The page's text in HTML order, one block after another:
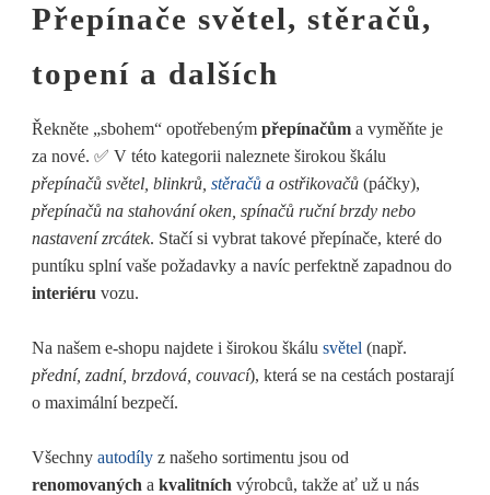
Přepínače světel, stěračů,
topení a dalších
Řekněte „sbohem“ opotřebeným přepínačům a vyměňte je
za nové. ✅ V této kategorii naleznete širokou škálu
přepínačů světel, blinkrů, stěračů a ostřikovačů(páčky),
přepínačů na stahování oken, spínačů ruční brzdy nebo
nastavení zrcátek. Stačí si vybrat takové přepínače, které do
puntíku splní vaše požadavky a navíc perfektně zapadnou do
interiéru vozu.
Na našem e-shopu najdete i širokou škálu světel (např.
přední, zadní, brzdová, couvací), která se na cestách postarají
o maximální bezpečí.
Všechny autodíly z našeho sortimentu jsou od
renomovaných a kvalitních výrobců, takže ať už u nás